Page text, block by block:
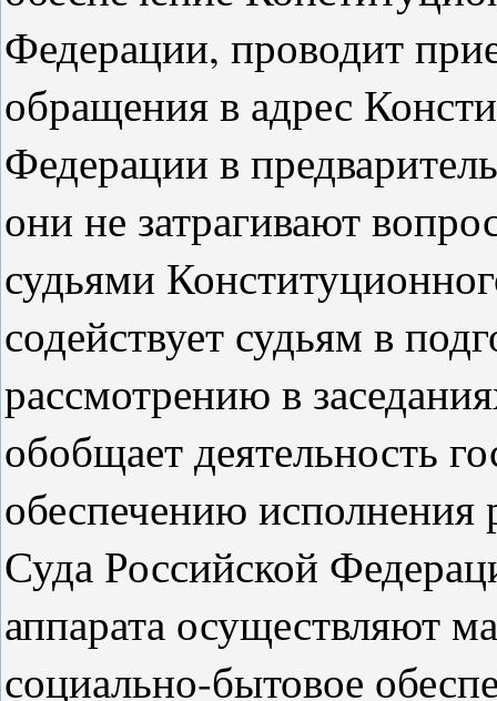
Федерации, проводит
обращения в адрес
Федерации в
они не затрагивают
судьями
содействует судьям в
рассмотрению в
обобщает деятельность
обеспечению
Суда Российской
аппарата осуществляют
социально-бытовое